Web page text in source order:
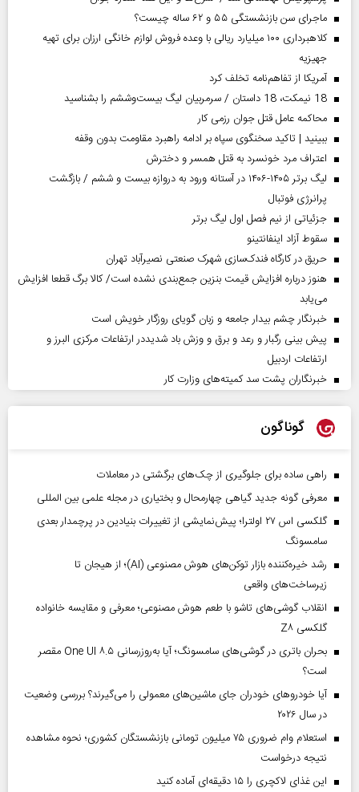
ماجرای سن بازنشستگی ۵۵ و ۶۲ ساله چیست؟
کلاهبرداری ۱۰۰ میلیارد ریالی با وعده فروش لوازم خانگی ارزان برای تهیه
جهیزیه
آمریکا از تفاهم‌نامه تخلف کرد
18 نیمکت، 18 داستان / سرمربیان لیگ بیست‌وششم را بشناسید
محاکمه عامل قتل جوان رزمی کار
ببینید | تاکید سخنگوی سپاه بر ادامه راهبرد مقاومت بدون وقفه
اعتراف مرد خونسرد به قتل همسر و دخترش
لیگ برتر ۱۴۰۵-۱۴۰۶ در آستانه ورود به دروازه بیست و ششم / بازگشت
پرانرژی فوتبال
جزئیاتی از نیم فصل اول لیگ برتر
سقوط آزاد اینفانتینو
حریق در کارگاه فندک‌سازی شهرک صنعتی نصیرآباد تهران
هنوز درباره افزایش قیمت بنزین جمع‌بندی نشده است/ کالا برگ قطعا افزایش
می‌یابد
خبرنگار چشم بیدار جامعه و زبان گویای روزگار خویش است
پیش بینی رگبار و رعد و برق و وزش باد شدیددر ارتفاعات مرکزی البرز و
ارتفاعات اردبیل
خبرنگاران پشت سد کمیته‌های وزارت کار
گوناگون
راهی ساده برای جلوگیری از چک‌های برگشتی در معاملات
معرفی گونه جدید گیاهی چهارمحال و بختیاری در مجله علمی بین المللی
گلکسی اس ۲۷ اولترا؛ پیش‌نمایشی از تغییرات بنیادین در پرچمدار بعدی
سامسونگ
رشد خیره‌کننده بازار توکن‌های هوش مصنوعی (AI)؛ از هیجان تا
زیرساخت‌های واقعی
انقلاب گوشی‌های تاشو‌ با طعم هوش مصنوعی؛ معرفی و مقایسه خانواده
گلکسی Z۸
بحران باتری در گوشی‌های سامسونگ؛ آیا به‌روزرسانی One UI ۸.۵ مقصر
است؟
آیا خودروهای خودران جای ماشین‌های معمولی را می‌گیرند؟ بررسی وضعیت
در سال ۲۰۲۶
استعلام وام ضروری ۷۵ میلیون تومانی بازنشستگان کشوری؛ نحوه مشاهده
نتیجه درخواست
این غذای لاکچری را ۱۵ دقیقه‌ای آماده کنید